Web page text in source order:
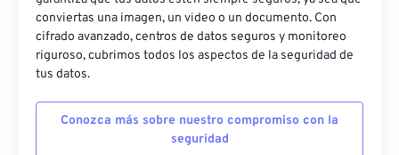
conviertas una imagen, un video o un documento. Con
cifrado avanzado, centros de datos seguros y monitoreo
riguroso, cubrimos todos los aspectos de la seguridad de
tus datos.
Conozca más sobre nuestro compromiso con la
seguridad